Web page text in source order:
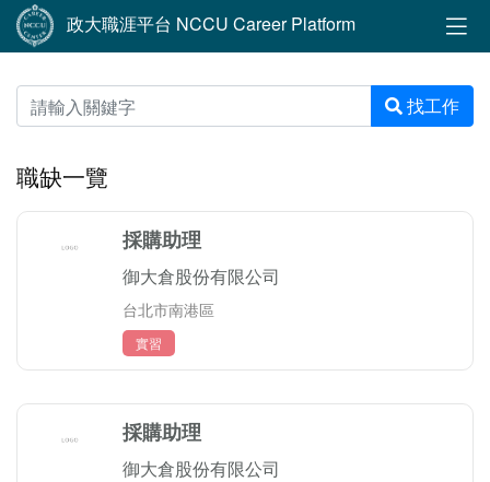
政大職涯平台 NCCU Career Platform
找工作
職缺一覽
採購助理
御大倉股份有限公司
台北市南港區
實習
採購助理
御大倉股份有限公司